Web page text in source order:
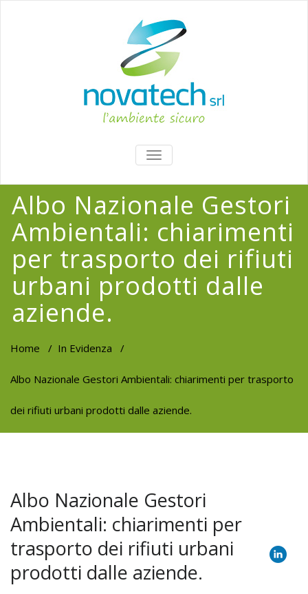
TOGGLE
NAVIGATION
Albo Nazionale Gestori
Ambientali: chiarimenti
per trasporto dei rifiuti
urbani prodotti dalle
aziende.
Home / In Evidenza /
Albo Nazionale Gestori Ambientali: chiarimenti per trasporto
dei rifiuti urbani prodotti dalle aziende.
Albo Nazionale Gestori
Ambientali: chiarimenti per
trasporto dei rifiuti urbani
prodotti dalle aziende.